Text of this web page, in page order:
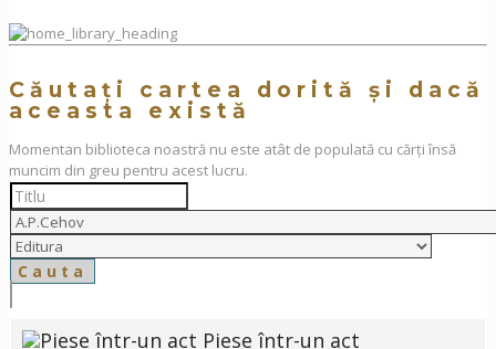
Căutați cartea dorită și dacă
aceasta există
Momentan biblioteca noastră nu este atât de populată cu cărți însă
muncim din greu pentru acest lucru.
Piese într-un act